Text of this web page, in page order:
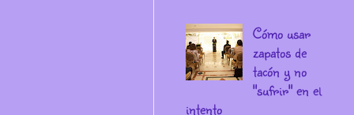
Cómo usar
zapatos de
tacón y no
"sufrir" en el
intento